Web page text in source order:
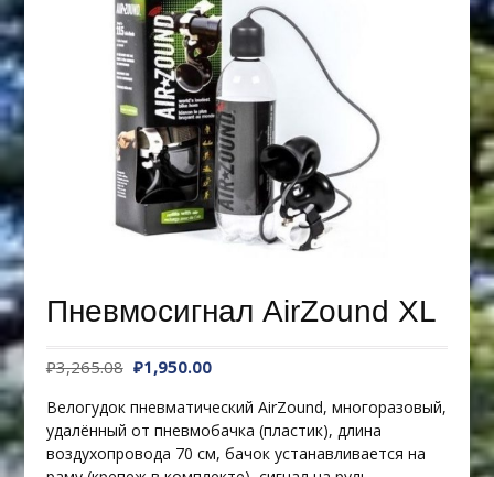
Пневмосигнал AirZound XL
₽3,265.08 Первоначальная
составляла
₽3,265.08.
₽1,950.00
₽1,950.00.
Велогудок пневматический AirZound, многоразовый,
удалённый от пневмобачка (пластик), длина
воздухопровода 70 см, бачок устанавливается на